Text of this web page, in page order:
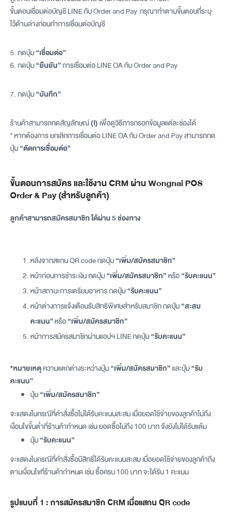
ขั้นตอนเชื่อมต่อบัญชี LINE กับ Order and Pay กรุณาทำตามขั้นตอนที่ระบุ
ไว้ด้านล่างก่อนทำการเชื่อมต่อบัญชี
5.กดปุ่ม“เชื่อมต่อ”
6. กดปุ่ม“ยืนยัน”การเชื่อมต่อ LINE OA กับ Order and Pay
7. กดปุ่ม“บันทึก”
ร้านค้าสามารถกดสัญลักษณ์(I) เพื่อดูวิธีการกรอกข้อมูลแต่ละช่องได้
* หากต้องการ ยกเลิกการเชื่อมต่อ LINE OA กับ Order and Pay สามารถกด
ปุ่ม“ตัดการเชื่อมต่อ”
ขั้นตอนการสมัคร และใช้งาน CRM ผ่าน Wongnai POS
Order & Pay (สำหรับลูกค้า)
ลูกค้าสามารถสมัครสมาชิก ได้ผ่าน 5 ช่องทาง
หลังจากสแกน QR code กดปุ่ม“เพิ่ม/สมัครสมาชิก”
หน้าก่อนการชำระเงิน กดปุ่ม“เพิ่ม/สมัครสมาชิก”หรือ“รับคะแนน”
หน้าสถานะการเตรียมอาหาร กดปุ่ม“รับคะแนน”
หน้าต่างการแจ้งเตือนรับสิทธิพิเศษสำหรับสมาชิก กดปุ่ม“สะสม
คะแนน”หรือ“เพิ่ม/สมัครสมาชิก”
หน้าการสมัครสมาชิกผ่านแอปฯ LINE กดปุ่ม“รับคะแนน”
*หมายเหตุความแตกต่างระหว่างปุ่ม“เพิ่ม/สมัครสมาชิก”และปุ่ม“รับ
คะแนน”
ปุ่ม“เพิ่ม/สมัครสมาชิก”
จะแสดงในกรณีที่คำสั่งซื้อไม่ได้รับคะแนนสะสม เมื่อยอดใช้จ่ายของลูกค้าไม่ถึง
เงื่อนไขขั้นต่ำที่ร้านค้ากำหนด เช่น ยอดซื้อไม่ถึง 100 บาท จึงยังไม่ได้รับแต้ม
ปุ่ม“รับคะแนน”
จะแสดงในกรณีที่คำสั่งซื้อมีสิทธิ์ได้รับคะแนนสะสม เมื่อยอดใช้จ่ายของลูกค้าถึง
ตามเงื่อนไขที่ร้านค้ากำหนด เช่น ซื้อครบ 100 บาท จะได้รับ 1 คะแนน
รูปแบบที่ 1 : การสมัครสมาชิก CRM เมื่อแสกน QR code